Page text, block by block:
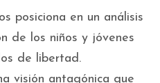
posiciona en un análisis
de los niños y jóvenes
de libertad.
visión antagónica que